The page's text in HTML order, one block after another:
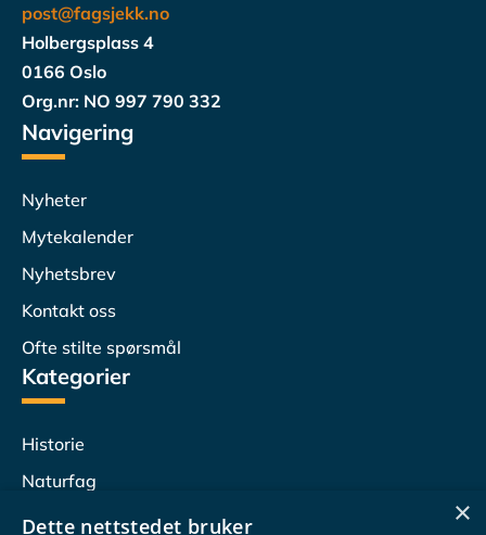
post@fagsjekk.no
Holbergsplass 4
0166 Oslo
Org.nr: NO 997 790 332
Navigering
Nyheter
Mytekalender
Nyhetsbrev
Kontakt oss
Ofte stilte spørsmål
Kategorier
Historie
Naturfag
Lesersvar
×
Dette nettstedet bruker